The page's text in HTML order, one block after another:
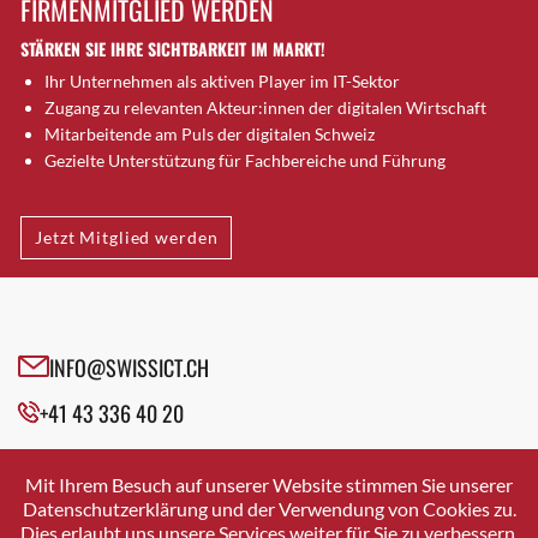
Brugg AG
Brütten
Bubendorf
Bubikon
Buchs (SG)
Bäretswil
Bülach
Cazis
Crissier
Davos Platz
Dierikon
Dietikon
FIRMENMITGLIED WERDEN
STÄRKEN SIE IHRE SICHTBARKEIT IM MARKT!
Ihr Unternehmen als aktiven Player im IT-Sektor
Zugang zu relevanten Akteur:innen der digitalen Wirtschaft
Mitarbeitende am Puls der digitalen Schweiz
Gezielte Unterstützung für Fachbereiche und Führung
Jetzt Mitglied werden
INFO@SWISSICT.CH
+41 43 336 40 20
SWISSICT
VULKANSTRASSE 120
8048 ZURICH
Mit Ihrem Besuch auf unserer Website stimmen Sie unserer
Datenschutzerklärung und der Verwendung von Cookies zu.
Dies erlaubt uns unsere Services weiter für Sie zu verbessern.